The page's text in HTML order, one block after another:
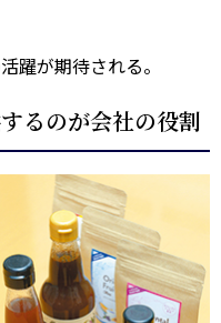
躍が期待される。
るのが会社の役割